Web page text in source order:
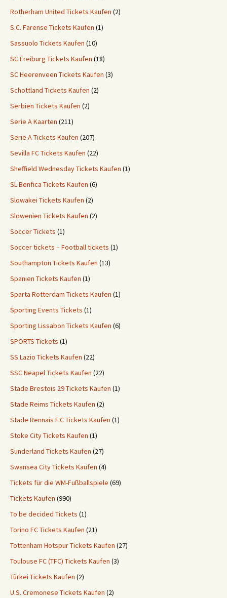
Rotherham United Tickets Kaufen (2)
S.C. Farense Tickets Kaufen (1)
Sassuolo Tickets Kaufen (10)
SC Freiburg Tickets Kaufen (18)
SC Heerenveen Tickets Kaufen (3)
Schottland Tickets Kaufen (2)
Serbien Tickets Kaufen (2)
Serie A Kaarten (211)
Serie A Tickets Kaufen (207)
Sevilla FC Tickets Kaufen (22)
Sheffield Wednesday Tickets Kaufen (1)
SL Benfica Tickets Kaufen (6)
Slowakei Tickets Kaufen (2)
Slowenien Tickets Kaufen (2)
Soccer Tickets (1)
Soccer tickets – Football tickets (1)
Southampton Tickets Kaufen (13)
Spanien Tickets Kaufen (1)
Sparta Rotterdam Tickets Kaufen (1)
Sporting Events Tickets (1)
Sporting Lissabon Tickets Kaufen (6)
SPORTS Tickets (1)
SS Lazio Tickets Kaufen (22)
SSC Neapel Tickets Kaufen (22)
Stade Brestois 29 Tickets Kaufen (1)
Stade Reims Tickets Kaufen (2)
Stade Rennais F.C Tickets Kaufen (1)
Stoke City Tickets Kaufen (1)
Sunderland Tickets Kaufen (27)
Swansea City Tickets Kaufen (4)
Tickets für die WM-Fußballspiele (69)
Tickets Kaufen (990)
To be decided Tickets (1)
Torino FC Tickets Kaufen (21)
Tottenham Hotspur Tickets Kaufen (27)
Toulouse FC (TFC) Tickets Kaufen (3)
Türkei Tickets Kaufen (2)
U.S. Cremonese Tickets Kaufen (2)